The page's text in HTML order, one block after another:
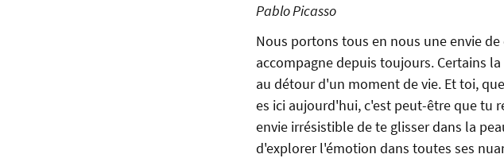
Pablo Picasso
Nous portons tous en nous une envie
accompagne depuis toujours. Certains
au détour d'un moment de vie. Et toi,
es ici aujourd'hui, c'est peut-être que tu
envie irrésistible de te glisser dans la
d'explorer l'émotion dans toutes ses